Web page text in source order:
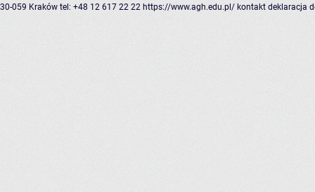
30-059 Kraków tel: +48 12 617 22 22 https://www.agh.edu.pl/ kontakt deklaracja